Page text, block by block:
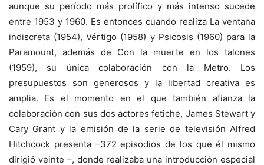
aunque su período más prolífico y más intenso sucede
entre 1953 y 1960. Es entonces cuando realiza La ventana
indiscreta (1954), Vértigo (1958) y Psicosis (1960) para la
Paramount, además de Con la muerte en los talones
(1959), su única colaboración con la Metro. Los
presupuestos son generosos y la libertad creativa es
amplia. Es el momento en el que también afianza la
colaboración con sus dos actores fetiche, James Stewart y
Cary Grant y la emisión de la serie de televisión Alfred
Hitchcock presenta –372 episodios de los que él mismo
dirigió veinte –, donde realizaba una introducción especial